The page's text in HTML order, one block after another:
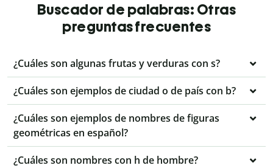
Buscador de palabras: Otras
preguntas frecuentes
¿Cuáles son algunas frutas y verduras con s?
¿Cuáles son ejemplos de ciudad o de país con b?
¿Cuáles son ejemplos de nombres de figuras
geométricas en español?
¿Cuáles son nombres con h de hombre?